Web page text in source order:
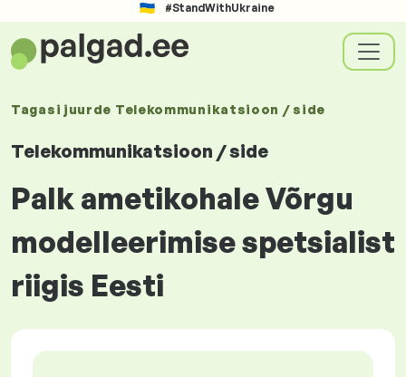
#StandWithUkraine
Tagasi juurde Telekommunikatsioon / side
Telekommunikatsioon / side
Palk ametikohale Võrgu
modelleerimise spetsialist
riigis Eesti